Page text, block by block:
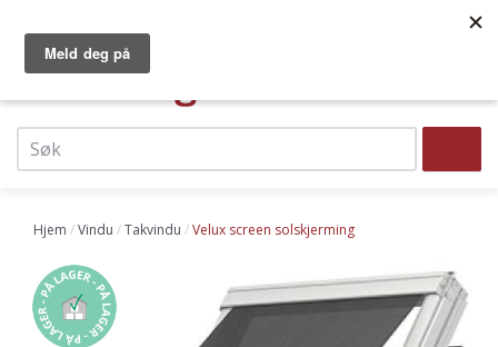
hovedinnhold
navigation
Header
Hjem Vindu Takvindu Velux screen solskjerming